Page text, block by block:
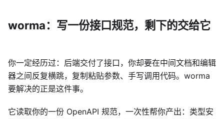
worma：写一份接口规范，剩下的交给它
你一定经历过：后端交付了接口，你却要在中间文档和编辑
器之间反复横跳，复制粘贴参数、手写调用代码。worma
要解决的正是这件事。
它读取你的一份 OpenAPI 规范，一次性帮你产出：类型安